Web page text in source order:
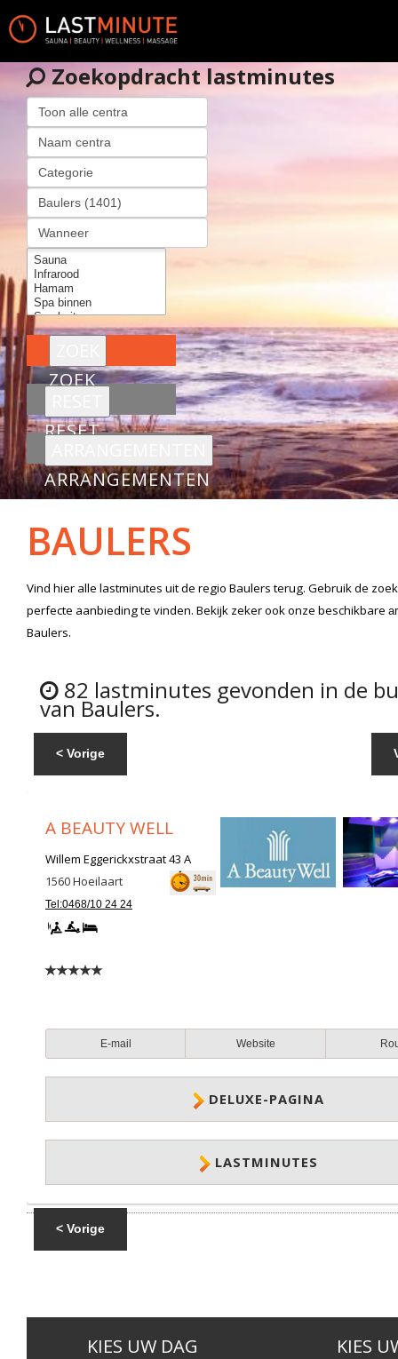
Zoekopdracht lastminutes
ZOEK
RESET
ARRANGEMENTEN
BAULERS
Vind hier alle lastminutes uit de regio Baulersterug. Gebruik de
perfecte aanbieding te vinden. Bekijk zeker ook onze beschikbare
Baulers.
82 lastminutes gevonden in de
van Baulers.
< Vorige
A BEAUTY WELL
Willem Eggerickxstraat 43 A
1560Hoeilaart
Tel:0468/10 24 24
E-mail Website
DELUXE-PAGINA
LASTMINUTES
< Vorige
KIES UW DAG KIES